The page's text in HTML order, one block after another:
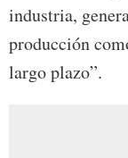
industria,
producción
largo plazo”.